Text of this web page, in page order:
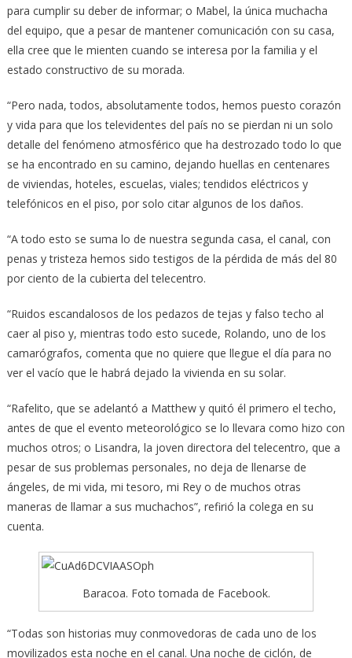
para cumplir su deber de informar; o Mabel, la única muchacha
del equipo, que a pesar de mantener comunicación con su casa,
ella cree que le mienten cuando se interesa por la familia y el
estado constructivo de su morada.
“Pero nada, todos, absolutamente todos, hemos puesto corazón
y vida para que los televidentes del país no se pierdan ni un solo
detalle del fenómeno atmosférico que ha destrozado todo lo que
se ha encontrado en su camino, dejando huellas en centenares
de viviendas, hoteles, escuelas, viales; tendidos eléctricos y
telefónicos en el piso, por solo citar algunos de los daños.
“A todo esto se suma lo de nuestra segunda casa, el canal, con
penas y tristeza hemos sido testigos de la pérdida de más del 80
por ciento de la cubierta del telecentro.
“Ruidos escandalosos de los pedazos de tejas y falso techo al
caer al piso y, mientras todo esto sucede, Rolando, uno de los
camarógrafos, comenta que no quiere que llegue el día para no
ver el vacío que le habrá dejado la vivienda en su solar.
“Rafelito, que se adelantó a Matthew y quitó él primero el techo,
antes de que el evento meteorológico se lo llevara como hizo con
muchos otros; o Lisandra, la joven directora del telecentro, que a
pesar de sus problemas personales, no deja de llenarse de
ángeles, de mi vida, mi tesoro, mi Rey o de muchos otras
maneras de llamar a sus muchachos”, refirió la colega en su
cuenta.
Baracoa. Foto tomada de Facebook.
“Todas son historias muy conmovedoras de cada uno de los
movilizados esta noche en el canal. Una noche de ciclón, de